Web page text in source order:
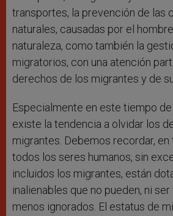
transportes, la prevención de las
naturales, causadas por el
naturaleza, como también la
migratorios, con una atención
derechos de los migrantes y de
Especialmente en este tiempo
existe la tendencia a olvidar los
migrantes. Debemos recordar, en
todos los seres humanos, sin
incluidos los migrantes, están
inalienables que no pueden, ni
menos ignorados. El estatus de